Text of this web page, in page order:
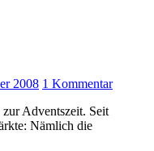
2008 1 Kommentar
Nämlich die